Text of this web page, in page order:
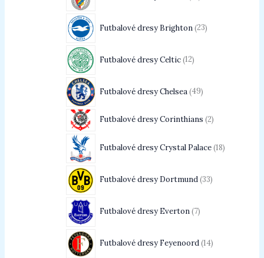
Futbalové dresy Brighton 23
Futbalové dresy Celtic 12
Futbalové dresy Chelsea 49
Futbalové dresy Corinthians 2
Futbalové dresy Crystal Palace 18
Futbalové dresy Dortmund 33
Futbalové dresy Everton 7
Futbalové dresy Feyenoord 14